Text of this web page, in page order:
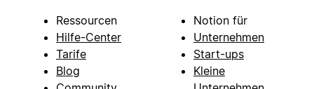
Ressourcen
Hilfe-Center
Tarife
Blog
Notion für
Unternehmen
Start-ups
Kleine